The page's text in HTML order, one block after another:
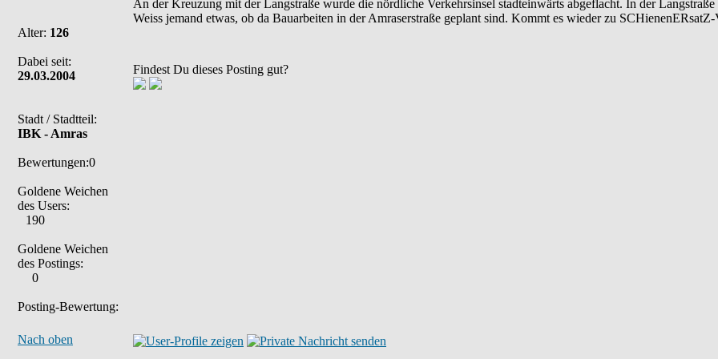
Alter: 126
Dabei seit:
29.03.2004
Stadt / Stadtteil:
IBK - Amras
Bewertungen:0
Goldene Weichen
des Users:
190
Goldene Weichen
des Postings:
0
Posting-Bewertung:
An der Kreuzung mit der Langstraße wurde die nördliche Verkehrsinsel stadteinwärts abgeflacht. In der
Weiss jemand etwas, ob da Bauarbeiten in der Amraserstraße geplant sind. Kommt es wieder zu SCHienenERsatZ-
Findest Du dieses Posting gut?
Nach oben